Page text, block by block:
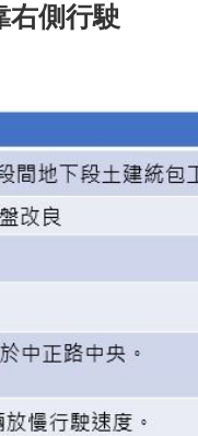
右側行駛